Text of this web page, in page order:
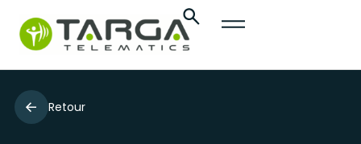
Retour